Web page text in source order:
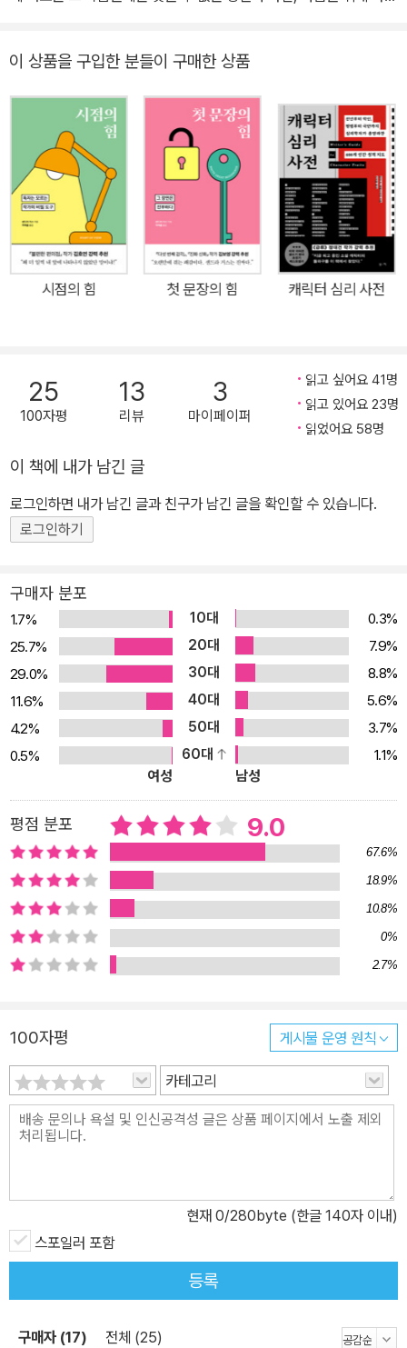
곳일 수도 있다. 어느 쪽이든 우리는 그것을 읽었다는 느낌보다 그 세
계에 살았다는 느낌을 받는다. 시간 가는 줄 모르고 인물의 뒤를 쫓으
며 웃고, 울며 그들이 느끼는 감정에 공감하거나 그들의 태도를 비판
하면서 함께 성장한다. 누군가의 인생 소설이라고 불리는 것들은 그
렇게 평범한 수많은 작품과 다르게 마음 깊이 남는다. 그렇다면 이것
은 어떻게 가능한가? “달이 빛난다고 말해주지 말고, 깨진 유리조각
에 반짝이는 한줄기 빛을 보여주라.”(안톤 체호프) “가장 감동적인 글
은 작가가 설명하지 않고 상황을 보여줄 때 나온다.”(레프 톨스토이)
“분명한 글에는 독자가 모이지만, 모호한 글에는 비평가만 몰려들 뿐
이다.”(알베르트 카뮈) “지옥으로 가는 길은 부사로 덮여 있다.”(스티
가들까지 수많은 문호들이 강조해온 ‘말하지 말고 보여주라’는 글쓰
기 원칙에서 해답을 찾는다. 아무리 재미있는 이야기라도, 이야기를
풀어나가는 기본 단위인 문장이 그저 독자에게 ‘말하고’ 있다면 독자
작가가 설명하는 정보를 읽어나갈 것이다. 우리가 푹 빠져 읽었던 그
인생 소설처럼 쓰기 위해서는 이야기를 일방적으로 ‘말해주는’ 것이
아니라 독자 앞에 하나의 세계를 생생하게 ‘보여주어야’ 한다. 하지만
라’는 이 유명한 글쓰기 원칙을 우리 시대 작가들이 정확히 이해하도
록 정리하고, 누구나 참고해 글을 쓰고 고칠 수 있도록 훈련 체계를 만
들었다. 미국에서 이미 많은 예비 작가들을 도우며 글쓰기 분야 스테
디셀러에 오른 <묘사의 힘>은 샌드라 거스의 ‘내 글이 작품이 되는
법’ 시리즈의 첫 시작이며 핵심이다. 평범한 내 글을 작품으로 만드는
법 글 솜씨를 키우는 유일한 방법은 오직 글을 써보는 것뿐이다 우리
는 이미 글 잘 쓰는 법으로, 구체적으로 쓰라거나 짧게 쓰라는 조언을
지겹게 들었다. 하지만 막상 글을 쓰기 시작하면 막막해진다. 쓰면 쓸
하게 시작했는데 뒤로 갈수록 길을 잃는 경우도 있다. 이외에도 많은
글쓰기 조언이 있지만 문제는 어떻게 내 글에 적용해야 하는지 모른
다는 것. <묘사의 힘>은 어떤 단어를 피해야 하는지부터 설명한다.
가령 ‘보았다’, ‘냄새를 맡았다’, ‘느꼈다’, ‘알아차렸다’ 같은 동사나,
‘아름다운’, ‘두려운’ 같은 형용사는 대표적으로 작가가 ‘말해주는’ 표
현으로, 독자가 인물에 몰입하는 것을 방해하고 이야기 속 사건을 제
생한 예시를 통해 보여준다. 이외에도 형용사와 부사가 어떻게 글을
망치는지, 좋은 대사란 무엇인지, 세계관이나 인물의 정보는 어느 타
이밍에 흘려 넣어야 하는지, 현대 소설 독자들은 고전 소설 독자와 어
떻게 다른지, 출판사 편집자와 독자들은 회상 장면을 왜 싫어하는지
등 느낌으로 설명하는 게 아닌 명확한 방법을 제시한다. 무엇보다 이
해야 할 부분과 수정해야 할 부분을 체크하고 ‘보여주기’ 기술을 적용
할 수 있도록 한다. 글 솜씨를 키우는 유일한 방법은 글을 직접 써보는
것뿐이다. 글은 고칠수록 빛난다. <묘사의 힘>은 오직 쓰는 사람에게
도움이 되는 책이다. 그래서 이 책의 프로그램은 누구나 글을 쓰게 만
했지만 제대로 쓰고 있는지 확신이 없는 예비 작가, 현재 쓰고 있는 장
이 상품을 구입한 분들이 구매한 상품
시점의 힘 첫 문장의 힘 캐릭터 심리 사전
25
100자평
13
리뷰
3
마이페이퍼
읽고 싶어요 41명
읽고 있어요 23명
읽었어요 58명
이 책에 내가 남긴 글
로그인하면 내가 남긴 글과 친구가 남긴 글을 확인할 수 있습니다.
로그인하기
구매자 분포
1.7% 10대
0.3%
25.7%
20대
7.9%
29.0%
30대
8.8%
11.6%
40대
5.6%
4.2%
50대
3.7%
0.5%
60대
1.1%
여성
남성
평점 분포 9.0
67.6%
18.9%
10.8%
0%
2.7%
100자평 게시물 운영 원칙
카테고리
현재 0/280byte (한글 140자 이내)
스포일러 포함
등록
구매자 (17) 전체 (25)